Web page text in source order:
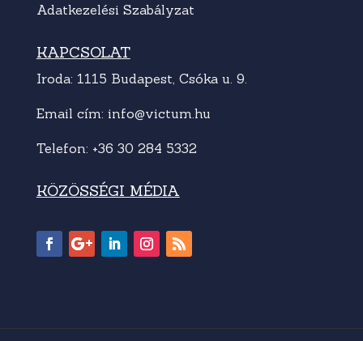
Adatkezelési Szabályzat
KAPCSOLAT
Iroda: 1115 Budapest, Csóka u. 9.
Email cím: info@victum.hu
Telefon: +36 30 284 5332
KÖZÖSSÉGI MÉDIA